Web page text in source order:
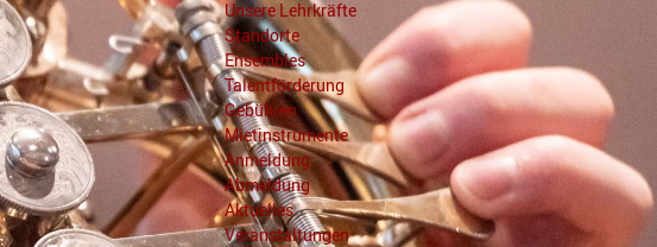
Unsere Lehrkräfte
Standorte
Ensembles
Talentförderung
Gebühren
Mietinstrumente
Anmeldung
Abmeldung
Aktuelles
Veranstaltungen